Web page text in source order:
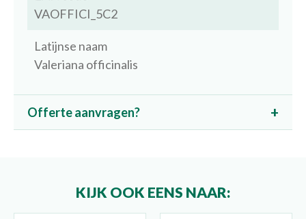
VAOFFICI_5C2
Latijnse naam
Valeriana officinalis
Offerte aanvragen?
KIJK OOK EENS NAAR: